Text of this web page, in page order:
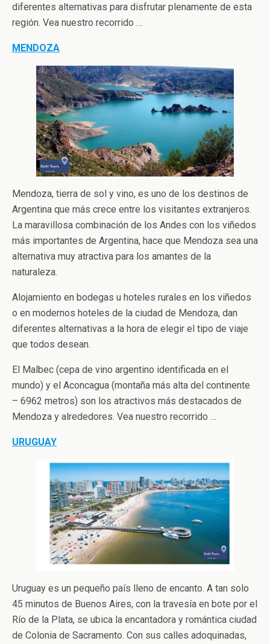
diferentes alternativas para disfrutar plenamente de esta
región. Vea nuestro recorrido …
MENDOZA
Mendoza, tierra de sol y vino, es uno de los destinos de
Argentina que más crece entre los visitantes extranjeros.
La maravillosa combinación de los Andes con los viñedos
más importantes de Argentina, hace que Mendoza sea una
alternativa muy atractiva para los amantes de la
naturaleza.
Alojamiento en bodegas u hoteles rurales en los viñedos
o en modernos hoteles de la ciudad de Mendoza, dan
diferentes alternativas a la hora de elegir el tipo de viaje
que todos desean.
El Malbec (cepa de vino argentino identificada en el
mundo) y el Aconcagua (montaña más alta del continente
– 6962 metros) son los atractivos más destacados de
Mendoza y alrededores. Vea nuestro recorrido …
URUGUAY
Uruguay es un pequeño país lleno de encanto. A tan solo
45 minutos de Buenos Aires, con la travesía en bote por el
Río de la Plata, se ubica la encantadora y romántica ciudad
de Colonia de Sacramento. Con sus calles adoquinadas,